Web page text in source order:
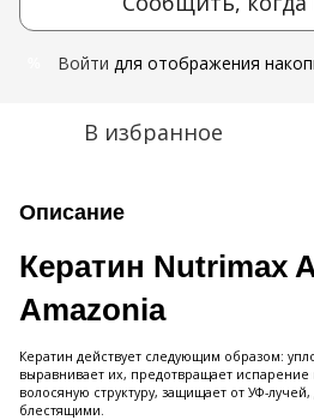
Войти для отображения
В избранное
Описание
Кератин Nutrimax
Amazonia
Кератин действует следующим образом:
выравнивает их, предотвращает испарение
волосяную структуру, защищает от УФ-
блестящими.